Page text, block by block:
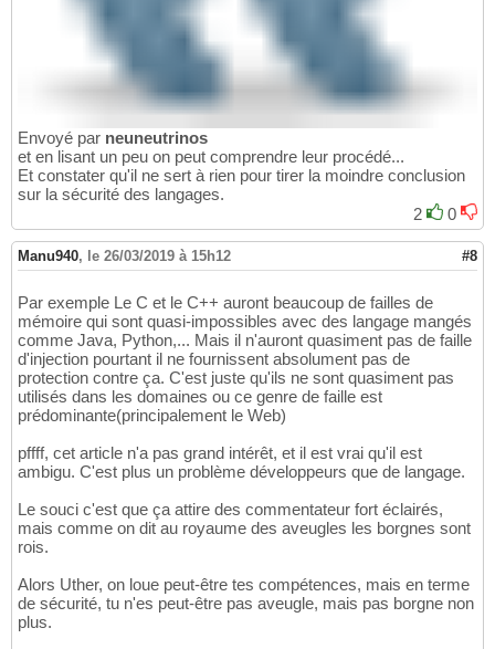
Envoyé par neuneutrinos
et en lisant un peu on peut comprendre leur procédé...
Et constater qu'il ne sert à rien pour tirer la moindre conclusion
sur la sécurité des langages.
2
0
Manu940, le 26/03/2019 à 15h12 #8
Par exemple Le C et le C++ auront beaucoup de failles de
mémoire qui sont quasi-impossibles avec des langage mangés
comme Java, Python,... Mais il n'auront quasiment pas de faille
d'injection pourtant il ne fournissent absolument pas de
protection contre ça. C'est juste qu'ils ne sont quasiment pas
utilisés dans les domaines ou ce genre de faille est
prédominante(principalement le Web)
pffff, cet article n'a pas grand intérêt, et il est vrai qu'il est
ambigu. C'est plus un problème développeurs que de langage.
Le souci c'est que ça attire des commentateur fort éclairés,
mais comme on dit au royaume des aveugles les borgnes sont
rois.
Alors Uther, on loue peut-être tes compétences, mais en terme
de sécurité, tu n'es peut-être pas aveugle, mais pas borgne non
plus.